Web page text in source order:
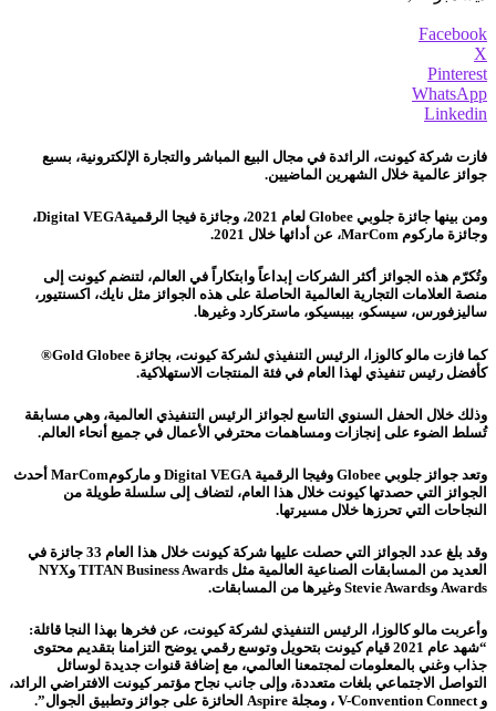
Facebook
X
Pinterest
WhatsApp
Linkedin
فازت شركة كيونت، الرائدة في مجال البيع المباشر والتجارة الإلكترونية، بسبع
جوائز عالمية خلال الشهرين الماضيين.
ومن بينها جائزة جلوبي Globee لعام 2021، وجائزة فيجا الرقميةDigital VEGA،
وجائزة ماركوم MarCom، عن أدائها خلال 2021.
وتُكرّم هذه الجوائز أكثر الشركات إبداعاً وابتكاراً في العالم، لتنضم كيونت إلى
منصة العلامات التجارية العالمية الحاصلة على هذه الجوائز مثل نايك، اكسنتيور،
ساليزفورس، سيسكو، بيبسيكو، ماستركارد وغيرها.
كما فازت مالو كالوزا، الرئيس التنفيذي لشركة كيونت، بجائزة Gold Globee®️
كأفضل رئيس تنفيذي لهذا العام في فئة المنتجات الاستهلاكية.
وذلك خلال الحفل السنوي التاسع لجوائز الرئيس التنفيذي العالمية، وهي مسابقة
تُسلط الضوء على إنجازات ومساهمات محترفي الأعمال في جميع أنحاء العالم.
وتعد جوائز جلوبي Globee وفيجا الرقمية Digital VEGA و ماركومMarCom أحدث
الجوائز التي حصدتها كيونت خلال هذا العام، لتضاف إلى سلسلة طويلة من
النجاحات التي تحرزها خلال مسيرتها.
وقد بلغ عدد الجوائز التي حصلت عليها شركة كيونت خلال هذا العام 33 جائزة في
العديد من المسابقات الصناعية العالمية مثل TITAN Business Awards وNYX
Awards وStevie Awards وغيرها من المسابقات.
وأعربت مالو كالوزا، الرئيس التنفيذي لشركة كيونت، عن فخرها بهذا النجا قائلة:
“شهد عام 2021 قيام كيونت بتحويل وتوسع رقمي يوضح التزامنا بتقديم محتوى
جذاب وغني بالمعلومات لمجتمعنا العالمي، مع إضافة قنوات جديدة لوسائل
التواصل الاجتماعي بلغات متعددة، وإلى جانب نجاح مؤتمر كيونت الافتراضي الرائد،
و V-Convention Connect ، ومجلة Aspire الحائزة على جوائز وتطبيق الجوال”.